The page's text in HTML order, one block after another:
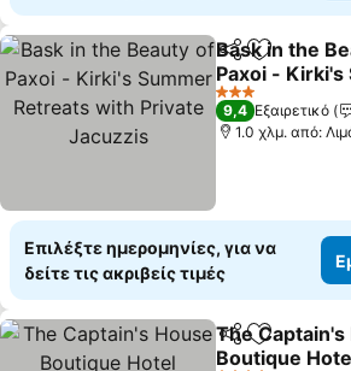
Κοινοποίηση
Bask in the
Paxoi - Kirki's
Retreats with
Jacuzzis
3 Αστέρια
9,4 Εξαιρετικό
1.0 χλμ. από:
Επιλέξτε ημερομηνίες, για να
δείτε τις ακριβείς τιμές
Κοινοποίηση
The Captain's
Boutique